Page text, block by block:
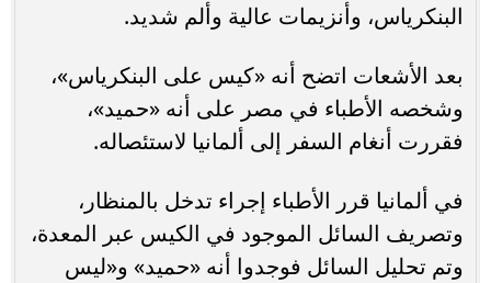
البنكرياس، وأنزيمات عالية وألم شديد.
بعد الأشعات اتضح أنه «كيس على البنكرياس»،
وشخصه الأطباء في مصر على أنه «حميد»،
فقررت أنغام السفر إلى ألمانيا لاستئصاله.
في ألمانيا قرر الأطباء إجراء تدخل بالمنظار،
وتصريف السائل الموجود في الكيس عبر المعدة،
وتم تحليل السائل فوجدوا أنه «حميد» و«ليس